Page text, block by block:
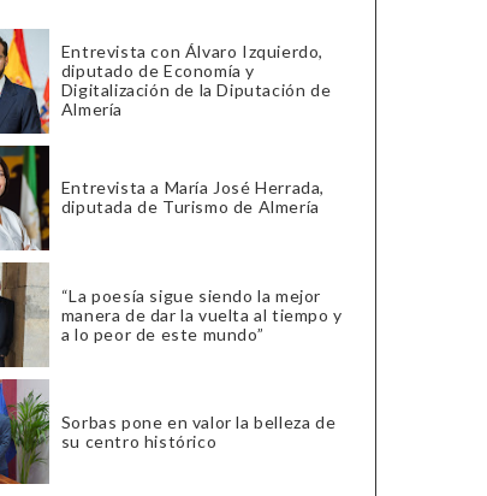
Entrevista con Álvaro Izquierdo,
diputado de Economía y
Digitalización de la Diputación de
Almería
Entrevista a María José Herrada,
diputada de Turismo de Almería
“La poesía sigue siendo la mejor
manera de dar la vuelta al tiempo y
a lo peor de este mundo”
Sorbas pone en valor la belleza de
su centro histórico